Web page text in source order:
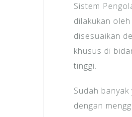
Sistem
dilakukan
disesuaikan
khusus di
tinggi.
Sudah
dengan